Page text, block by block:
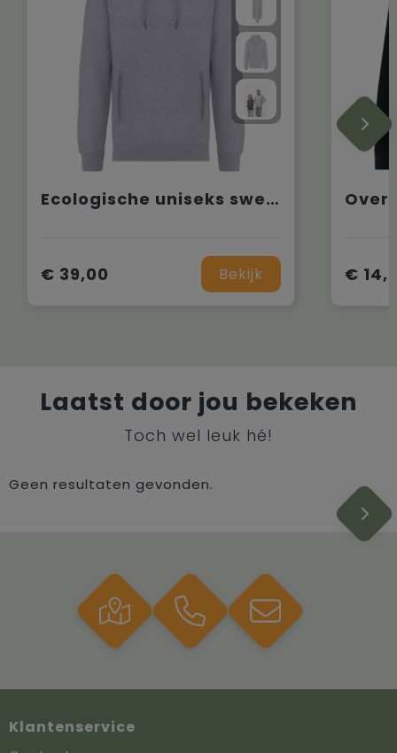
Ecologische uniseks sweater met capuchon
€ 39,00 Bekijk €
Laatst door jou bekeken
Toch wel leuk hé!
Geen resultaten gevonden.
Klantenservice